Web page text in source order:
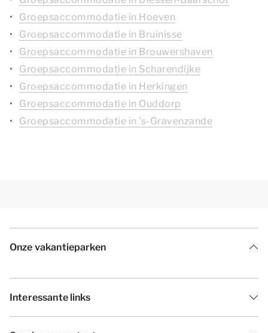
Groepsaccommodatie in Hoeven
Groepsaccommodatie in Bruinisse
Groepsaccommodatie in Brouwershaven
Groepsaccommodatie in Scharendijke
Groepsaccommodatie in Herkingen
Groepsaccommodatie in Ouddorp
Groepsaccommodatie in 's-Gravenzande
Onze vakantieparken
Interessante links